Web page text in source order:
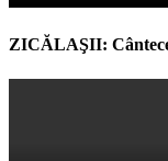
ZICĂLAŞII: